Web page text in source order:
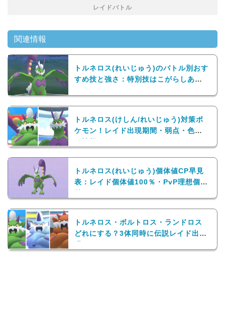
レイドバトル
関連情報
トルネロス(れいじゅう)のバトル別おす
すめ技と強さ：特別技はこがらしあら
トルネロス(けしん/れいじゅう)対策ポ
ケモン！レイド出現期間・弱点・色違
トルネロス(れいじゅう)個体値CP早見
表：レイド個体値100％・PvP理想個体
トルネロス・ボルトロス・ランドロス
どれにする？3体同時に伝説レイド出